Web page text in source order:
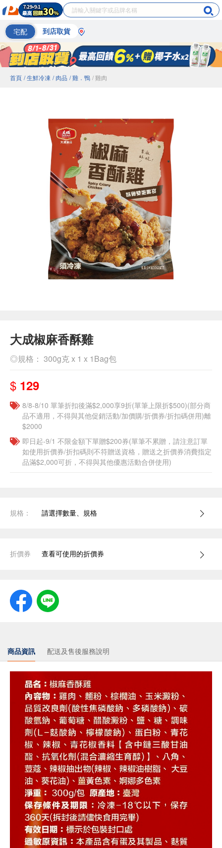
宅配 到店取貨
首頁 / 生鮮冷凍 / 肉品 / 雞．鴨 / 雞肉
大成椒麻香酥雞
◎規格： 300g克 x 1 x 1Bag包
$ 129
8/8-8/10 單筆折扣後滿$2,000享9折(單筆上限折$500)(部分商
品不適用，不得與其他促銷活動/加價購/折價券/折扣碼併用)離
$2000
即日起-9/1 不限金額下單贈$200券(單筆不累贈，請注意訂單
如使用折價券/折扣碼則不符贈送資格，贈送之折價券消費指定
品滿$2,000可折，不得與其他優惠活動合併使用)
規格： 請選擇數量、規格
折價券 查看可使用的折價券
商品資訊 配送及售後服務說明